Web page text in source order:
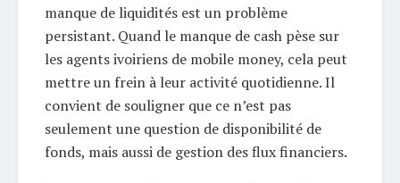
manque de liquidités est un problème
persistant. Quand le manque de cash pèse sur
les agents ivoiriens de mobile money, cela peut
mettre un frein à leur activité quotidienne. Il
convient de souligner que ce n’est pas
seulement une question de disponibilité de
fonds, mais aussi de gestion des flux financiers.